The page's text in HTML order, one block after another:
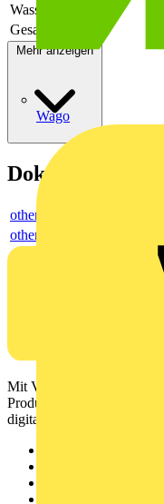
Wago
Wasserdicht
Gesamtlänge
17.7
Mehr anzeigen
Dokumente
others
others
Mit Voltimum erhalten
Produktinformationen,
digitalen Plattform und